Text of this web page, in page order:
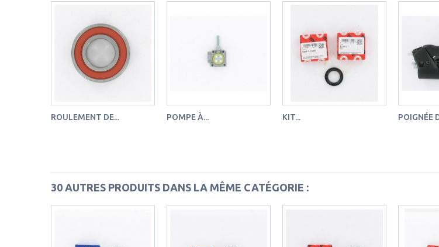
ROULEMENT DE... POMPE À... KIT... POIGNÉE
30 AUTRES PRODUITS DANS LA MÊME CATÉGORIE :